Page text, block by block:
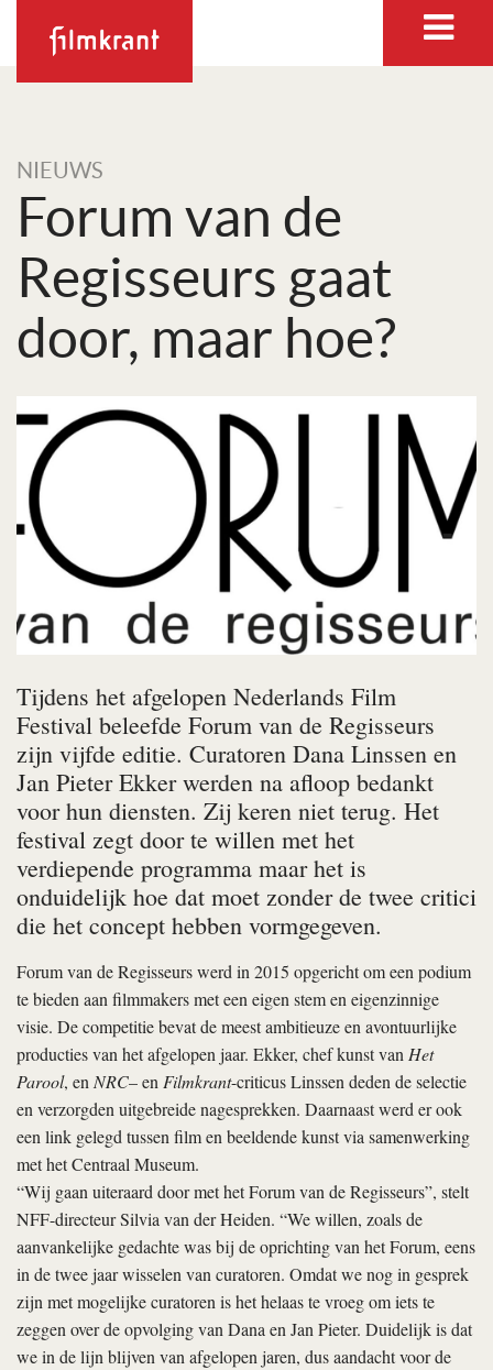
NIEUWS
Forum van de
Regisseurs gaat
door, maar hoe?
Tijdens het afgelopen Nederlands Film
Festival beleefde Forum van de Regisseurs
zijn vijfde editie. Curatoren Dana Linssen en
Jan Pieter Ekker werden na afloop bedankt
voor hun diensten. Zij keren niet terug. Het
festival zegt door te willen met het
verdiepende programma maar het is
onduidelijk hoe dat moet zonder de twee critici
die het concept hebben vormgegeven.
Forum van de Regisseurs werd in 2015 opgericht om een podium
te bieden aan filmmakers met een eigen stem en eigenzinnige
visie. De competitie bevat de meest ambitieuze en avontuurlijke
producties van het afgelopen jaar. Ekker, chef kunst vanHet
Parool, enNRC– enFilmkrant-criticus Linssen deden de selectie
en verzorgden uitgebreide nagesprekken. Daarnaast werd er ook
een link gelegd tussen film en beeldende kunst via samenwerking
met het Centraal Museum.
“Wij gaan uiteraard door met het Forum van de Regisseurs”, stelt
NFF-directeur Silvia van der Heiden. “We willen, zoals de
aanvankelijke gedachte was bij de oprichting van het Forum, eens
in de twee jaar wisselen van curatoren. Omdat we nog in gesprek
zijn met mogelijke curatoren is het helaas te vroeg om iets te
zeggen over de opvolging van Dana en Jan Pieter. Duidelijk is dat
we in de lijn blijven van afgelopen jaren, dus aandacht voor de